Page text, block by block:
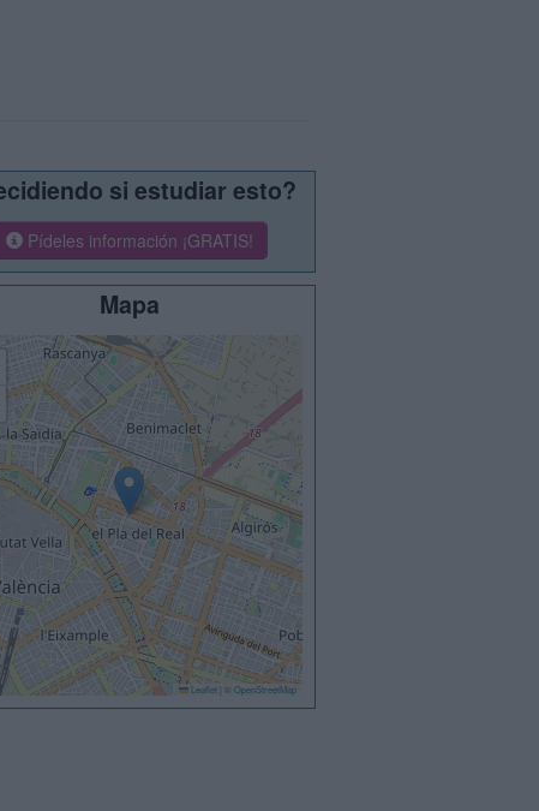
si estudiar esto?
Pídeles información ¡GRATIS!
Mapa
Leaflet © OpenStreetMap